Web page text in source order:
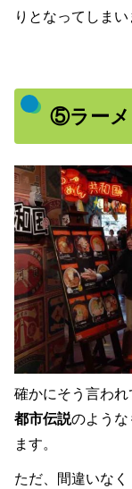
りとなってしまい
⑤ラーメ
確かにそう言わ
都市伝説のような
ます。
ただ、間違いなく